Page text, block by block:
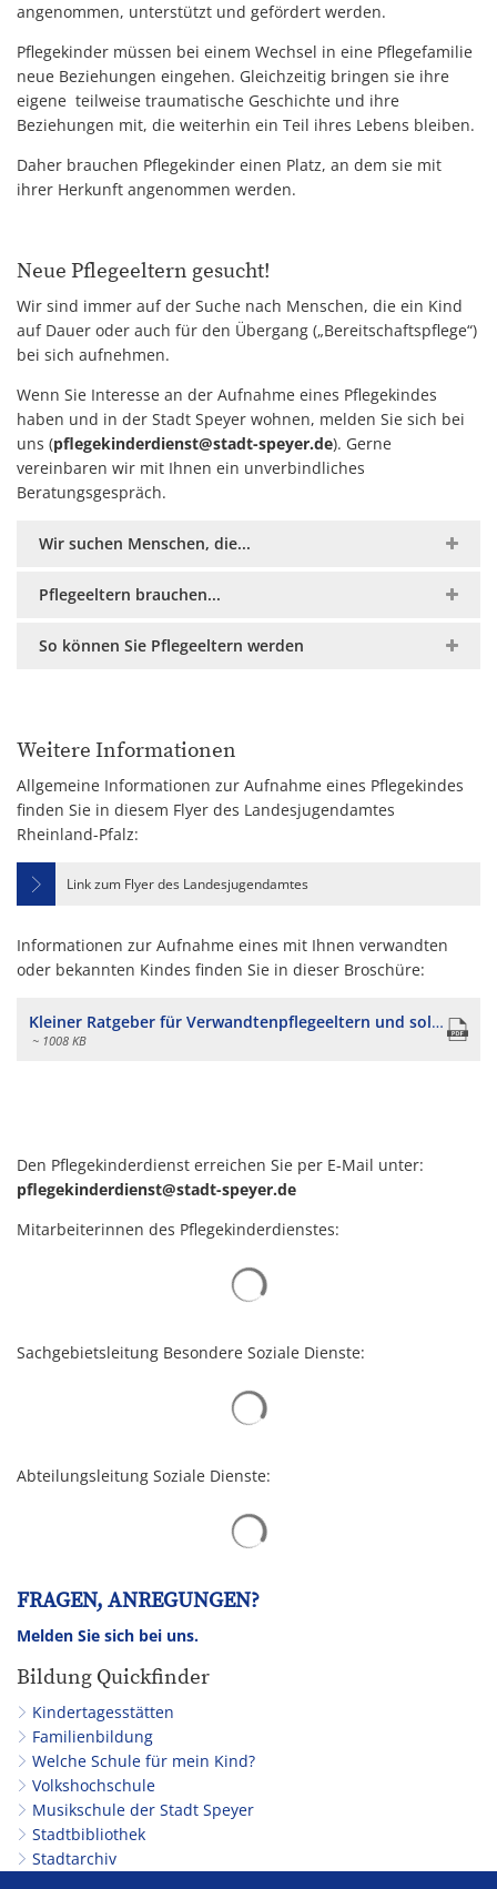
angenommen, unterstützt und gefördert werden.
Pflegekinder müssen bei einem Wechsel in eine Pflegefamilie
neue Beziehungen eingehen. Gleichzeitig bringen sie ihre
eigene teilweise traumatische Geschichte und ihre
Beziehungen mit, die weiterhin ein Teil ihres Lebens bleiben.
Daher brauchen Pflegekinder einen Platz, an dem sie mit
ihrer Herkunft angenommen werden.
Neue Pflegeeltern gesucht!
Wir sind immer auf der Suche nach Menschen, die ein Kind
auf Dauer oder auch für den Übergang („Bereitschaftspflege“)
bei sich aufnehmen.
Wenn Sie Interesse an der Aufnahme eines Pflegekindes
haben und in der Stadt Speyer wohnen, melden Sie sich bei
uns (pflegekinderdienst@stadt-speyer.de). Gerne
vereinbaren wir mit Ihnen ein unverbindliches
Beratungsgespräch.
Wir suchen Menschen, die...
Pflegeeltern brauchen...
So können Sie Pflegeeltern werden
Weitere Informationen
Allgemeine Informationen zur Aufnahme eines Pflegekindes
finden Sie in diesem Flyer des Landesjugendamtes
Rheinland-Pfalz:
Link zum Flyer des Landesjugendamtes
Informationen zur Aufnahme eines mit Ihnen verwandten
oder bekannten Kindes finden Sie in dieser Broschüre:
Kleiner Ratgeber für Verwandtenpflegeeltern und solche die es werden wollen.pdf
~ 1008 KB
Den Pflegekinderdienst erreichen Sie per E-Mail unter:
pflegekinderdienst@stadt-speyer.de
Mitarbeiterinnen des Pflegekinderdienstes:
Sachgebietsleitung Besondere Soziale Dienste:
Abteilungsleitung Soziale Dienste:
FRAGEN, ANREGUNGEN?
Melden Sie sich bei uns.
Bildung Quickfinder
Kindertagesstätten
Familienbildung
Welche Schule für mein Kind?
Volkshochschule
Musikschule der Stadt Speyer
Stadtbibliothek
Stadtarchiv